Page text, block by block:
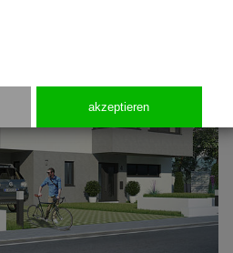
akzeptieren